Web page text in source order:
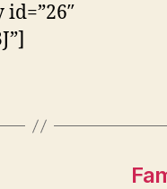
id=”26″